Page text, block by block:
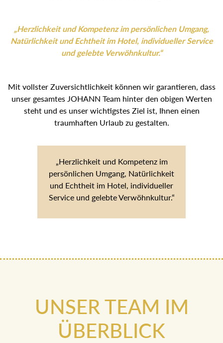
„Herzlichkeit und Kompetenz im persönlichen Umgang,
Natürlichkeit und Echtheit im Hotel, individueller Service
und gelebte Verwöhnkultur.“
Mit vollster Zuversichtlichkeit können wir garantieren, dass
unser gesamtes JOHANN Team hinter den obigen Werten
steht und es unser wichtigstes Ziel ist, Ihnen einen
traumhaften Urlaub zu gestalten.
„Herzlichkeit und Kompetenz im
persönlichen Umgang, Natürlichkeit
und Echtheit im Hotel, individueller
Service und gelebte Verwöhnkultur.“
UNSER TEAM IM
ÜBERBLICK